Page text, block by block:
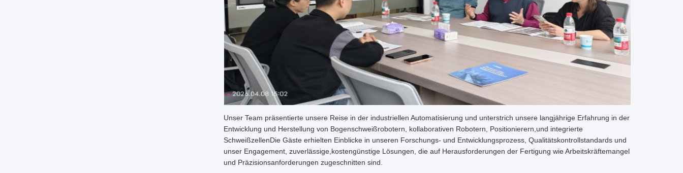
Unser Team präsentierte unsere Reise in der industriellen Automatisierung und unterstrich unsere langjährige Erfahrung in der
Entwicklung und Herstellung von Bogenschweißrobotern, kollaborativen Robotern, Positionierern,und integrierte
SchweißzellenDie Gäste erhielten Einblicke in unseren Forschungs- und Entwicklungsprozess, Qualitätskontrollstandards und
unser Engagement, zuverlässige,kostengünstige Lösungen, die auf Herausforderungen der Fertigung wie Arbeitskräftemangel
und Präzisionsanforderungen zugeschnitten sind.